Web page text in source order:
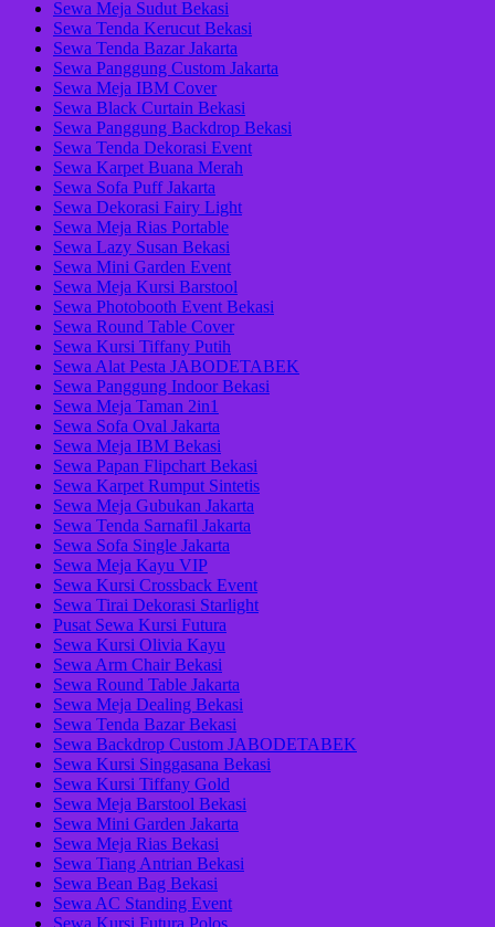
Sewa Meja Sudut Bekasi
Sewa Tenda Kerucut Bekasi
Sewa Tenda Bazar Jakarta
Sewa Panggung Custom Jakarta
Sewa Meja IBM Cover
Sewa Black Curtain Bekasi
Sewa Panggung Backdrop Bekasi
Sewa Tenda Dekorasi Event
Sewa Karpet Buana Merah
Sewa Sofa Puff Jakarta
Sewa Dekorasi Fairy Light
Sewa Meja Rias Portable
Sewa Lazy Susan Bekasi
Sewa Mini Garden Event
Sewa Meja Kursi Barstool
Sewa Photobooth Event Bekasi
Sewa Round Table Cover
Sewa Kursi Tiffany Putih
Sewa Alat Pesta JABODETABEK
Sewa Panggung Indoor Bekasi
Sewa Meja Taman 2in1
Sewa Sofa Oval Jakarta
Sewa Meja IBM Bekasi
Sewa Papan Flipchart Bekasi
Sewa Karpet Rumput Sintetis
Sewa Meja Gubukan Jakarta
Sewa Tenda Sarnafil Jakarta
Sewa Sofa Single Jakarta
Sewa Meja Kayu VIP
Sewa Kursi Crossback Event
Sewa Tirai Dekorasi Starlight
Pusat Sewa Kursi Futura
Sewa Kursi Olivia Kayu
Sewa Arm Chair Bekasi
Sewa Round Table Jakarta
Sewa Meja Dealing Bekasi
Sewa Tenda Bazar Bekasi
Sewa Backdrop Custom JABODETABEK
Sewa Kursi Singgasana Bekasi
Sewa Kursi Tiffany Gold
Sewa Meja Barstool Bekasi
Sewa Mini Garden Jakarta
Sewa Meja Rias Bekasi
Sewa Tiang Antrian Bekasi
Sewa Bean Bag Bekasi
Sewa AC Standing Event
Sewa Kursi Futura Polos